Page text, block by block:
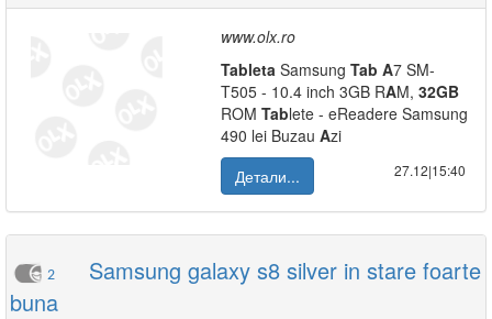
www.olx.ro
Tableta Samsung Tab A7 SM-
T505 - 10.4 inch 3GB RAM, 32GB
ROM Tablete - eReadere Samsung
490 lei Buzau Azi
Детали...
27.12|15:40
2
Samsung galaxy s8 silver in stare foarte
buna